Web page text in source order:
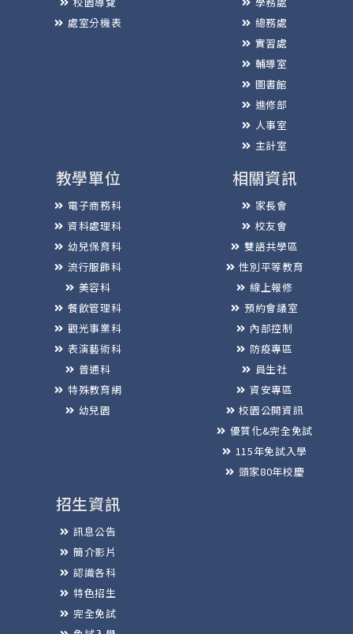
處室分機表
總務處
實習處
輔導室
圖書館
進修部
人事室
主計室
教學單位
電子商務科
資料處理科
幼兒保育科
流行服飾科
美容科
餐飲管理科
觀光事業科
表演藝術科
普通科
特殊教育網
幼兒園
相關資訊
家長會
校友會
雙語共學區
性別平等教育
線上報修
預約會議室
內部控制
防疫專區
員生社
資安專區
校園公開資訊
優質化&完全免試
115年免試入學
頭家80年校慶
招生資訊
訊息公告
簡介影片
認識各科
特色招生
完全免試